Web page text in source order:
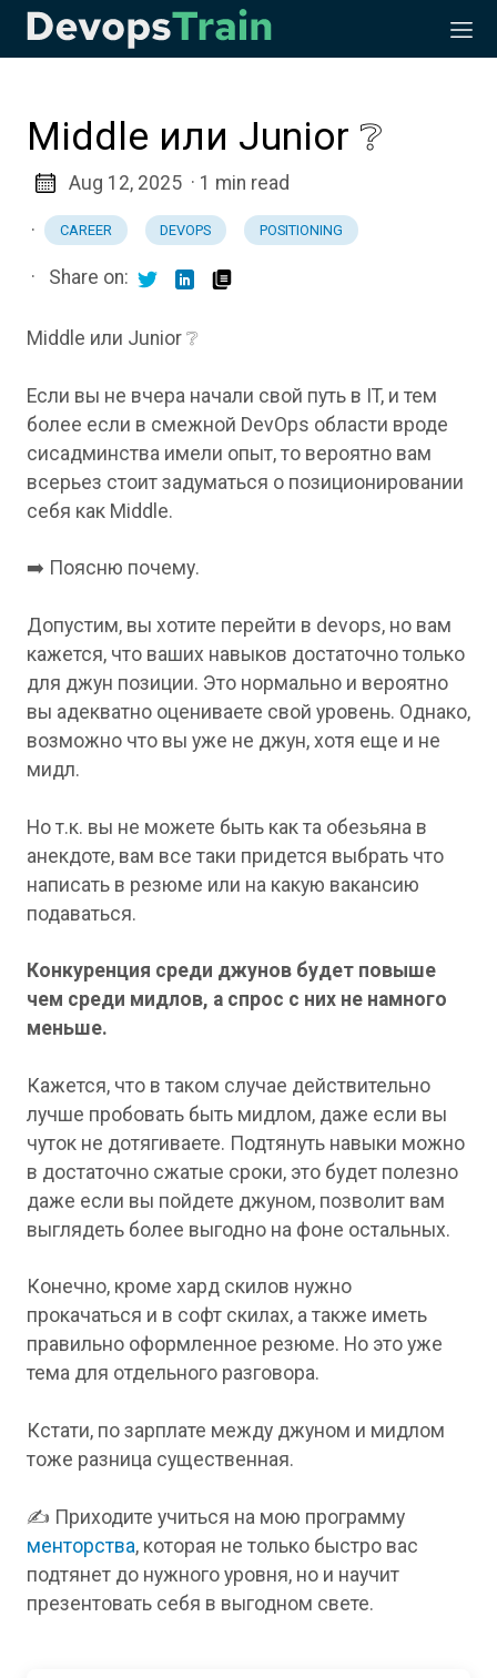
Middle или Junior ❔
Aug 12, 2025 · 1 min read
· CAREER DEVOPS POSITIONING
· Share on:
Middle или Junior ❔
Если вы не вчера начали свой путь в IT, и тем
более если в смежной DevOps области вроде
сисадминства имели опыт, то вероятно вам
всерьез стоит задуматься о позиционировании
себя как Middle.
➡️ Поясню почему.
Допустим, вы хотите перейти в devops, но вам
кажется, что ваших навыков достаточно только
для джун позиции. Это нормально и вероятно
вы адекватно оцениваете свой уровень. Однако,
возможно что вы уже не джун, хотя еще и не
мидл.
Но т.к. вы не можете быть как та обезьяна в
анекдоте, вам все таки придется выбрать что
написать в резюме или на какую вакансию
подаваться.
Конкуренция среди джунов будет повыше
чем среди мидлов, а спрос с них не намного
меньше.
Кажется, что в таком случае действительно
лучше пробовать быть мидлом, даже если вы
чуток не дотягиваете. Подтянуть навыки можно
в достаточно сжатые сроки, это будет полезно
даже если вы пойдете джуном, позволит вам
выглядеть более выгодно на фоне остальных.
Конечно, кроме хард скилов нужно
прокачаться и в софт скилах, а также иметь
правильно оформленное резюме. Но это уже
тема для отдельного разговора.
Кстати, по зарплате между джуном и мидлом
тоже разница существенная.
✍️ Приходите учиться на мою программу
менторства, которая не только быстро вас
подтянет до нужного уровня, но и научит
презентовать себя в выгодном свете.